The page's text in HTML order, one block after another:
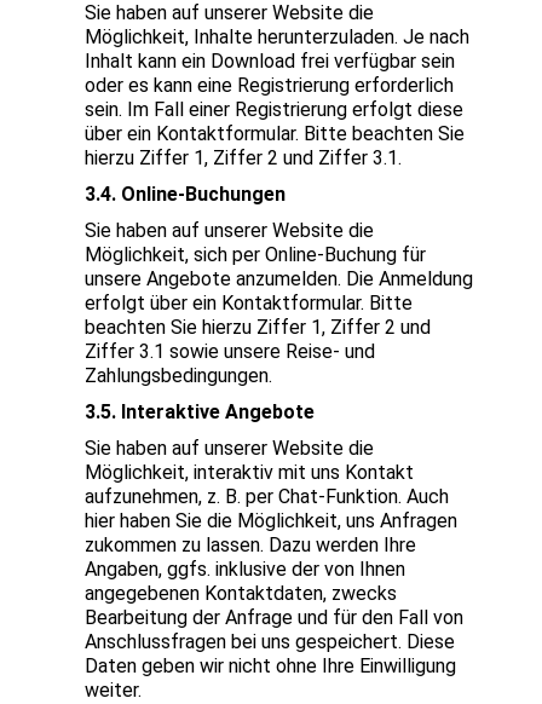
Sie haben auf unserer Website die
Möglichkeit, Inhalte herunterzuladen. Je nach
Inhalt kann ein Download frei verfügbar sein
oder es kann eine Registrierung erforderlich
sein. Im Fall einer Registrierung erfolgt diese
über ein Kontaktformular. Bitte beachten Sie
hierzu Ziffer 1, Ziffer 2 und Ziffer 3.1.
3.4. Online-Buchungen
Sie haben auf unserer Website die
Möglichkeit, sich per Online-Buchung für
unsere Angebote anzumelden. Die Anmeldung
erfolgt über ein Kontaktformular. Bitte
beachten Sie hierzu Ziffer 1, Ziffer 2 und
Ziffer 3.1 sowie unsere Reise- und
Zahlungsbedingungen.
3.5. Interaktive Angebote
Sie haben auf unserer Website die
Möglichkeit, interaktiv mit uns Kontakt
aufzunehmen, z. B. per Chat-Funktion. Auch
hier haben Sie die Möglichkeit, uns Anfragen
zukommen zu lassen. Dazu werden Ihre
Angaben, ggfs. inklusive der von Ihnen
angegebenen Kontaktdaten, zwecks
Bearbeitung der Anfrage und für den Fall von
Anschlussfragen bei uns gespeichert. Diese
Daten geben wir nicht ohne Ihre Einwilligung
weiter.